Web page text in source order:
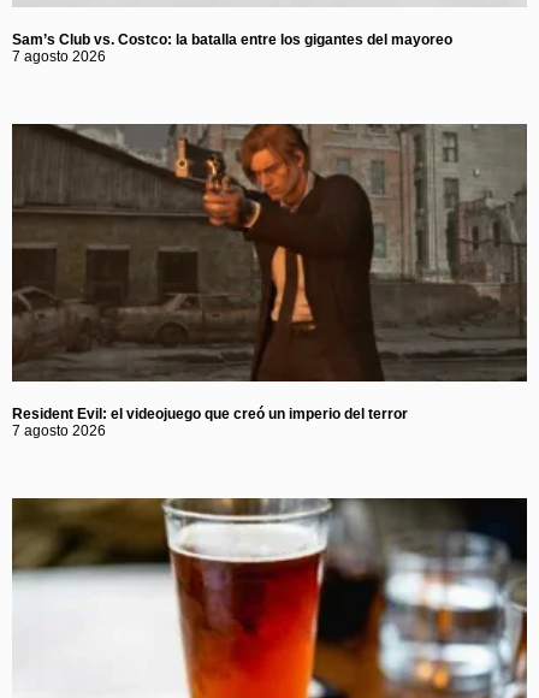
Sam’s Club vs. Costco: la batalla entre los gigantes del mayoreo
7 agosto 2026
Resident Evil: el videojuego que creó un imperio del terror
7 agosto 2026